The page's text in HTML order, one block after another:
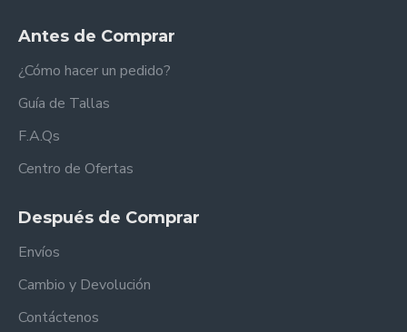
Antes de Comprar
¿Cómo hacer un pedido?
Guía de Tallas
F.A.Qs
Centro de Ofertas
Después de Comprar
Envíos
Cambio y Devolución
Contáctenos